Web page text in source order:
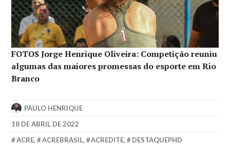
FOTOS Jorge Henrique Oliveira: Competição reuniu
algumas das maiores promessas do esporte em Rio
Branco
PAULO HENRIQUE
18 DE ABRIL DE 2022
ACRE, ACREBRASIL, ACREDITE, DESTAQUEPHD